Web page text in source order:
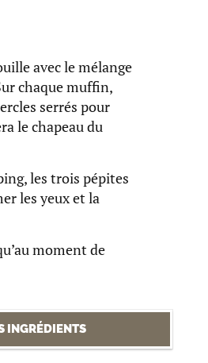
avec le mélange
chaque muffin,
serrés pour
le chapeau du
les trois pépites
les yeux et la
moment de
INGRÉDIENTS